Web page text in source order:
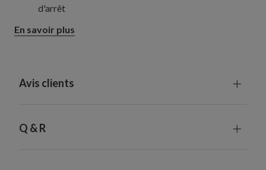
d'arrêt
Fabriquées en PVC et en cuivre
En savoir plus
Avis clients
Q & R